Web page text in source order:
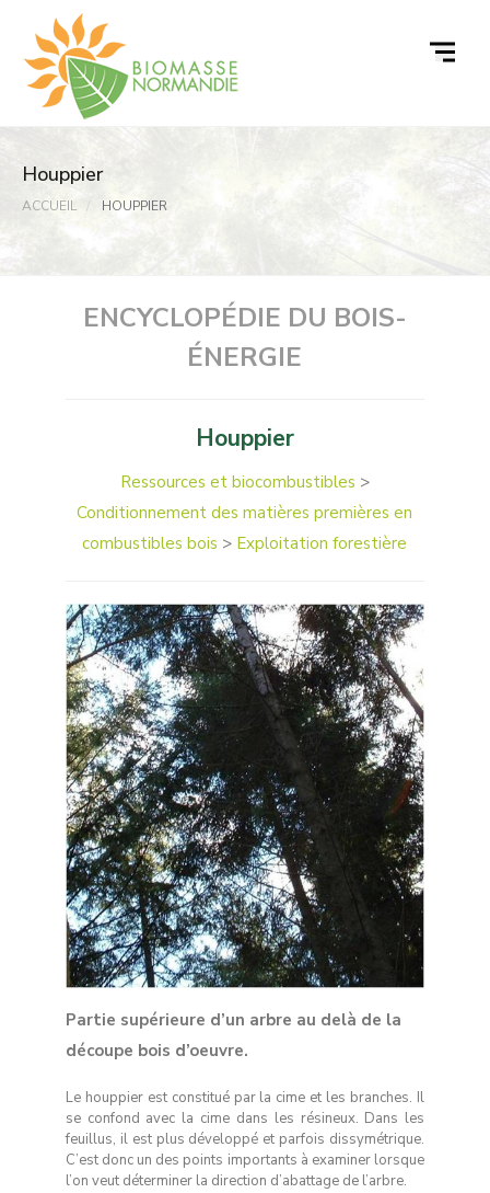
contenu
Houppier
ACCUEIL HOUPPIER
ENCYCLOPÉDIE DU BOIS-
ÉNERGIE
Houppier
Ressources et biocombustibles >
Conditionnement des matières premières en
combustibles bois > Exploitation forestière
Partie supérieure d’un arbre au delà de la
découpe bois d’oeuvre.
Le houppier est constitué par la cime et les branches. Il
se confond avec la cime dans les résineux. Dans les
feuillus, il est plus développé et parfois dissymétrique.
C’est donc un des points importants à examiner lorsque
l’on veut déterminer la direction d’abattage de l’arbre.